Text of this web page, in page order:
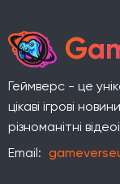
Геймверс - це
цікаві ігрові
різноманітні
Email: